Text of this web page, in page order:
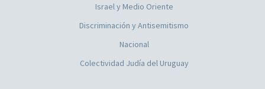
Israel y Medio Oriente
Discriminación y Antisemitismo
Nacional
Colectividad Judía del Uruguay